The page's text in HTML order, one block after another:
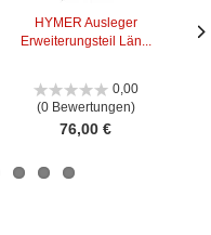
HYMER Ausleger
Erweiterungsteil Län...
0,00
(0 Bewertungen)
76,00 €